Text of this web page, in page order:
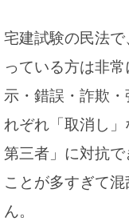
宅建試験の民法で
っている方は非
示・錯誤・詐欺
れぞれ「取消し
第三者」に対抗
ことが多すぎて
ん。